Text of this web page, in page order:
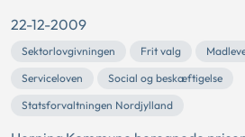
22-12-2009
Sektorlovgivningen Frit valg
Serviceloven
Social og beskæftigelse
Statsforvaltningen Nordjylland